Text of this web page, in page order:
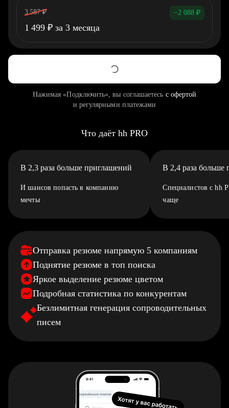
3 587 ₽ −2 088 ₽
1 499 ₽ за 3 месяца
Нажимая «Подключить», вы соглашаетесь с офертой
и регулярными платежами
Что даёт hh PRO
В 2,3 раза больше приглашений
И шансов попасть в компанию
мечты
В 2,4 раза больше
Специалистов с hh
чаще
Отправка резюме напрямую 5 компаниям
Поднятие резюме в топ поиска
Яркое выделение резюме цветом
Подробная статистика по конкурентам
Безлимитная генерация сопроводительных
писем